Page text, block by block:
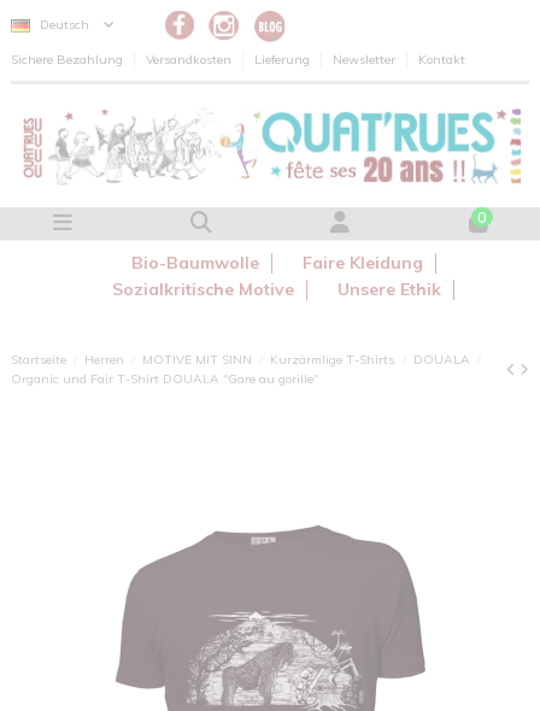
Deutsch
Sichere Bezahlung Versandkosten Lieferung Newsletter Kontakt
0
Bio-Baumwolle
Faire Kleidung
Sozialkritische Motive
Unsere Ethik
Startseite Herren MOTIVE MIT SINN Kurzärmlige T-Shirts
DOUALA
Organic und Fair T-Shirt DOUALA "Gare au gorille"